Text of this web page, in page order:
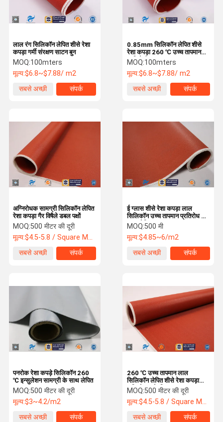
कारखाना भ्रमण गुणवत्ता नियंत्रण संपर्क करें समाचार
एक उद्धरण की
विनती करे
Shoppping
Online
शीसे रेशा कपड़ा
थर्मल इन्सुलेशन सामग्री
सिलिकॉन लेपित शीसे रेशा कपड़ा
थर्मल इन्सुलेशन कवर
0.85mm सिलिकॉन लेपित शीसे
रेशा कपड़ा 260 ℃ उच्च तापमान
प्रतिरोधी
MOQ:100mters
मूल्य:$6.8~$7.88/ m2
सबसे अच्छी
संपर्क
लाल रंग सिलिकॉन लेपित शीसे रेशा
कपड़ा गर्मी संरक्षण साटन बुन
MOQ:100mters
मूल्य:$6.8~$7.88/ m2
सबसे अच्छी
संपर्क
ई ग्लास शीसे रेशा कपड़ा लाल
सिलिकॉन उच्च तापमान प्रतिरोध के
साथ लेपित
MOQ:500 मी
मूल्य:$4.85~6/m2
सबसे अच्छी
संपर्क
अग्निरोधक सामग्री सिलिकॉन लेपित
रेशा कपड़ा गैर विषैले डबल पक्षों
MOQ:500 मीटर की दूरी
मूल्य:$4.5-5.8 / Square Meter
सबसे अच्छी
संपर्क
260 ℃ उच्च तापमान लाल
सिलिकॉन लेपित शीसे रेशा कपड़ा
अग्निरोधक के लिए
MOQ:500 मीटर की दूरी
मूल्य:$4.5-5.8 / Square Meter
सबसे अच्छी
संपर्क
पनरोक रेशा कपड़े सिलिकॉन 260
℃ इन्सुलेशन सामग्री के साथ लेपित
MOQ:500 मीटर की दूरी
मूल्य:$3~4.2/m2
सबसे अच्छी
संपर्क